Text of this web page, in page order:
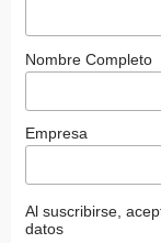
Nombre Completo
Empresa
Al suscribirse,
datos